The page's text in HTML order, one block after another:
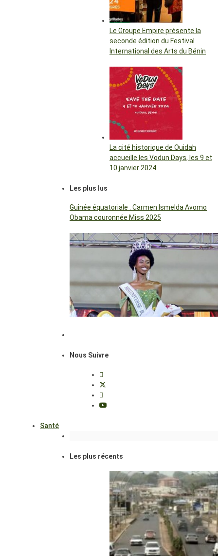
Le Groupe Empire présente la
seconde édition du Festival
International des Arts du Bénin
La cité historique de Ouidah
accueille les Vodun Days, les 9 et
10 janvier 2024
Les plus lus
Guinée équatoriale : Carmen Ismelda Avomo
Obama couronnée Miss 2025
Nous Suivre
Santé
Les plus récents